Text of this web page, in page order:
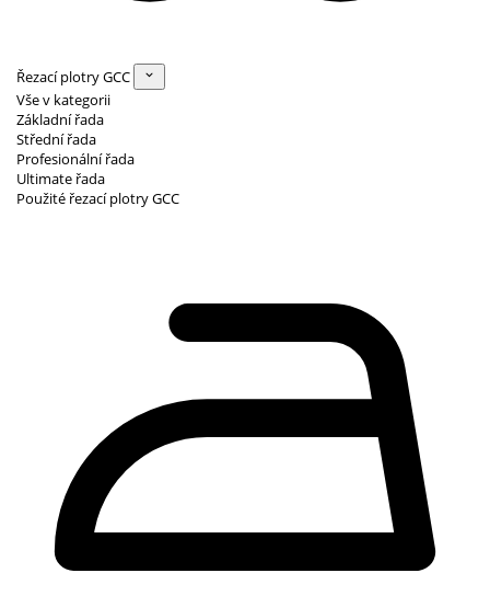
Řezací plotry GCC
Vše v kategorii
Základní řada
Střední řada
Profesionální řada
Ultimate řada
Použité řezací plotry GCC